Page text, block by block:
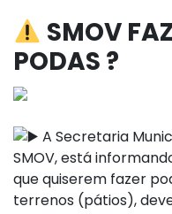
SMOV
PODAS ?
A Secretaria
SMOV, está
que quiserem fazer
terrenos (pátios),